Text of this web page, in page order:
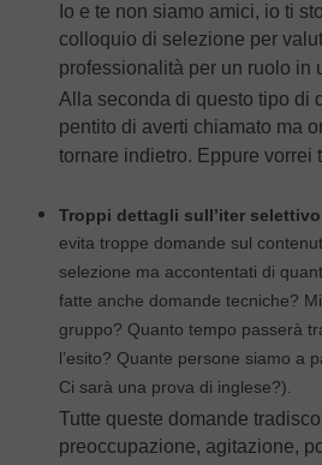
Io e te non siamo amici, io ti
colloquio di selezione per
professionalità per un ruolo in
Alla seconda di questo tipo di
pentito di averti chiamato ma
tornare indietro. Eppure vorrei
Troppi dettagli sull’iter
evita troppe domande sul
selezione ma accontentati di
fatte anche domande tecniche?
gruppo? Quanto tempo passerà
l’esito? Quante persone siamo a
Ci sarà una prova di inglese?).
Tutte queste domande
preoccupazione, agitazione,